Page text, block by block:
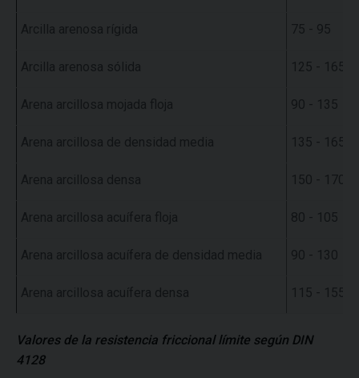
Arcilla arenosa rígida 75 - 95
Arcilla arenosa sólida 125 - 165
Arena arcillosa mojada floja 90 - 135
Arena arcillosa de densidad media 135 - 165
Arena arcillosa densa 150 - 170
Arena arcillosa acuífera floja 80 - 105
Arena arcillosa acuífera de densidad media 90 - 130
Arena arcillosa acuífera densa 115 - 155
Valores de la resistencia friccional límite según DIN
4128